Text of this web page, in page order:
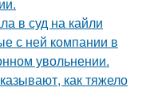
в суд на кайли
с ней компании в
увольнении.
как тяжело